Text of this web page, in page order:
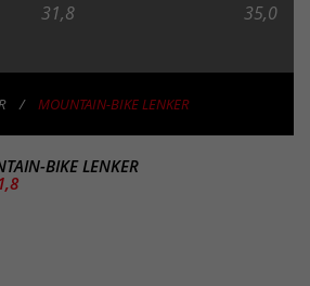
31,8 35,0
MOUNTAIN-BIKE LENKER
BIKE LENKER